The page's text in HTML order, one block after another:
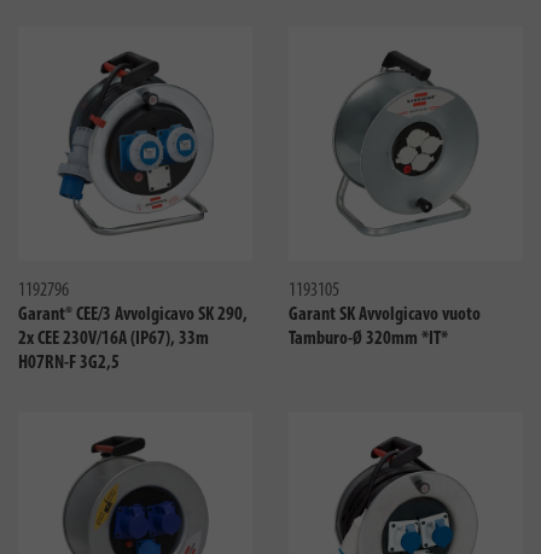
1192796
Garant® CEE/3 Avvolgicavo SK 290,
2x CEE 230V/16A (IP67), 33m
H07RN-F 3G2,5
1193105
Garant SK Avvolgicavo vuoto
Tamburo-Ø 320mm *IT*